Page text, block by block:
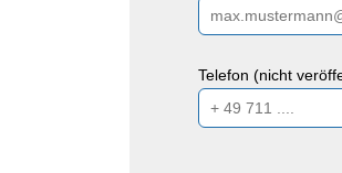
Telefon (nicht